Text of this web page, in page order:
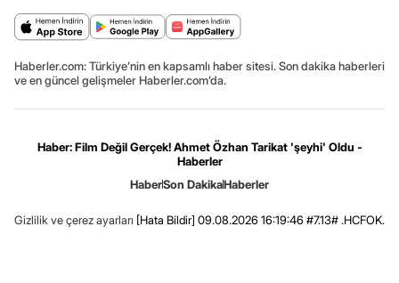
Haberler.com: Türkiye’nin en kapsamlı haber sitesi. Son dakika haberleri
ve en güncel gelişmeler Haberler.com’da.
Haber: Film Değil Gerçek! Ahmet Özhan Tarikat 'şeyhi' Oldu -
Haberler
HaberSon DakikaHaberler
Gizlilik ve çerez ayarları [Hata Bildir] 09.08.2026 16:19:46 #7.13# .HCFOK.